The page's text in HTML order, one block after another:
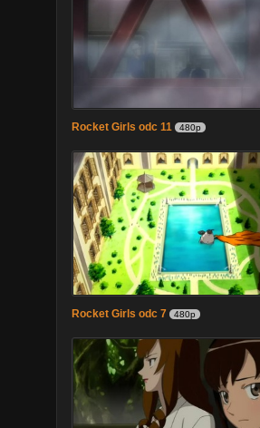
Rocket Girls odc 11 480p
Rocket Girls odc 7 480p